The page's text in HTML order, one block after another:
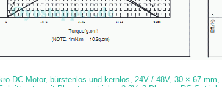
DC-Motor, bürstenlos und kernlos, 24V / 48V, 30 × 67 mm,